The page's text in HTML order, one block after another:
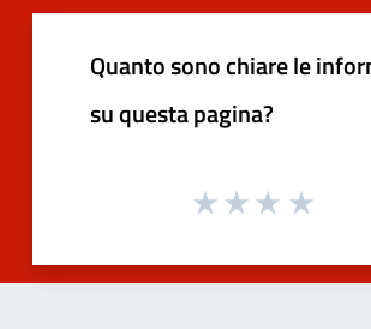
Quanto sono chiare le
su questa pagina?